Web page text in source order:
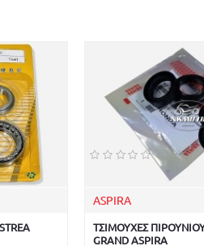
ASPIRA
ΤΣΙΜΟΥΧΕΣ ΠΙΡΟΥΝΙΟΥ
GRAND ASPIRA